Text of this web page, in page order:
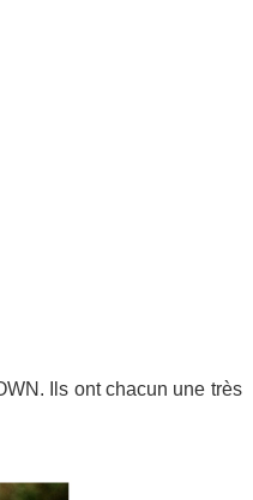
Ils ont chacun une très